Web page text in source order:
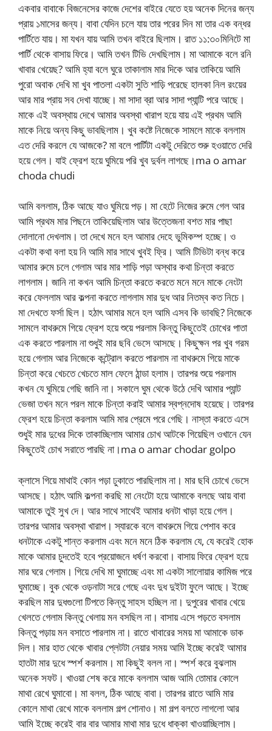
একবার বাবাকে বিজনেসের কাজে দেশের বাইরে যেতে হয় অনেক দিনের জন্য
প্রায় ১মাসের জন্য। বাবা যেদিন চলে যায় তার পরের দিন মা তার এক বন্ধর
পার্টিতে যায়। মা যখন যায় আমি তখন বাইরে ছিলাম। রাত ১১:৩০মিনিটে মা
পার্টি থেকে বাসায় ফিরে। আমি তখন টিভি দেখছিলাম। মা আমাকে বলে রনি
খাবার খেয়েছ? আমি হ্যা বলে ঘুরে তাকালাম মার দিকে আর তাকিয়ে আমি
পুরো অবাক দেখি মা খুব পাতলা একটা সুতি শাড়ি পরেছে হালকা নিল রংয়ের
আর মার প্রায় সব দেখা যাচ্ছে। মা সাদা ব্রা আর সাদা প্যান্টি পরে আছে।
মাকে এই অবস্থায় দেখে আমার অবস্থা খারাপ হয়ে যায় এই প্রথম আমি
মাকে নিয়ে অন্য কিছু ভাবছিলাম। খুব কষ্টে নিজেকে সামলে মাকে বললাম
এত দেরি করলে যে আজকে? মা বলে পার্টিটা একটু দেরিতে শুরু হওয়াতে দেরি
হয়ে গেল। যাই ফ্রেশ হয়ে ঘুমিয়ে পরি খুব দুর্বল লাগছে।ma o amar
choda chudi
আমি বললাম, ঠিক আছে যাও ঘুমিয়ে পড়। মা হেটে নিজের রুমে গেল আর
আমি প্রথম মার পিছনে তাকিয়েছিলাম আর উত্তেজনা বশত মার পাছা
দোলানো দেখলাম। তা দেখে মনে হল আমার দেহে ভুমিকম্প হচ্ছে। ও
একটা কথা বলা হয় নি আমি মার সাথে খুবই ফ্রি। আমি টিভিটা বন্ধ করে
আমার রুমে চলে গেলাম আর মার শাড়ি পড়া অস্থার কথা চিন্তা করতে
লাগলাম। জানি না কখন আমি চিন্তা করতে করতে মনে মনে মাকে নেংটা
করে ফেললাম আর কল্পনা করতে লাগলাম মার দুধ আর নিতম্ব কত নিচে।
মা দেখতে ফর্সা ছিল। হঠাৎ আমার মনে হল আমি এসব কি ভাবছি? নিজেকে
সামলে বাথরুমে গিয়ে ফ্রেশ হয়ে শুয়ে পরলাম কিন্তু কিছুতেই চোখের পাতা
এক করতে পারলাম না শুধুই মার ছবি ভেসে আসছে। কিছুক্ষন পর খুব গরম
হয়ে গেলাম আর নিজেকে কন্ট্রোল করতে পারলাম না বাথরুমে গিয়ে মাকে
চিন্তা করে খেচতে খেচতে মাল ফেলে ঠান্ডা হলাম। তারপর শুয়ে পরলাম
কখন যে ঘুমিয়ে গেছি জানি না। সকালে ঘুম থেকে উঠে দেখি আমার প্যান্ট
ভেজা তখন মনে পরল মাকে চিন্তা করাই আমার স্বপ্নদোষ হয়েছে। তারপর
ফ্রেশ হয়ে চিন্তা করলাম আমি মার প্রেমে পরে গেছি। নাস্তা করতে এসে
শুধুই মার দুধের দিকে তাকাচ্ছিলাম আমার চোখ আটকে গিয়েছিল ওখানে যেন
কিছুতেই চোখ সরাতে পারছি না।ma o amar chodar golpo
ক্লাসে গিয়ে মাথাই কোন পড়া ঢুকাতে পারছিলাম না। মার ছবি চোখে ভেসে
আসছে। হঠাৎ আমি কল্পনা করছি মা নেংটো হয়ে আমাকে বলছে আয় বাবা
আমাকে তুই সুখ দে। আর সাথে সাথেই আমার ধনটা খাড়া হয়ে গেল।
তারপর আমার অবস্থা খারাপ। স্যারকে বলে বাথরুমে গিয়ে পেশাব করে
ধনটাকে একটু শান্ত করলাম এবং মনে মনে ঠিক করলাম যে, যে করেই হোক
মাকে আমার চুদতেই হবে প্রয়োজনে ধর্ষণ করবো। বাসায় ফিরে ফ্রেশ হয়ে
মার ঘরে গেলাম। গিয়ে দেখি মা ঘুমাচ্ছে এবং মা একটা সালোয়ার কামিজ পরে
ঘুমাচ্ছে। বুক থেকে ওড়নাটা সরে গেছে এবং দুধ দুইটা ফুলে আছে। ইচ্ছে
করছিল মার দুধগুলো টিপতে কিন্তু সাহস হচ্ছিল না। দুপুরের খাবার খেয়ে
খেলতে গেলাম কিন্তু খেলায় মন বসছিল না। বাসায় এসে পড়তে বসলাম
কিন্তু পড়ায় মন বসাতে পারলাম না। রাতে খাবারের সময় মা আমাকে ডাক
দিল। মার হাত থেকে খাবার প্লেটটা নেয়ার সময় আমি ইচ্ছে করেই আমার
হাতটা মার দুধে স্পর্শ করলাম। মা কিছুই বলল না। স্পর্শ করে বুঝলাম
অনেক সফট। খাওয়া শেষ করে মাকে বললাম আজ আমি তোমার কোলে
মাথা রেখে ঘুমাবো। মা বলল, ঠিক আছে বাবা। তারপর রাতে আমি মার
কোলে মাথা রেখে মাকে বললাম গল্প শোনাও। মা গল্প বলতে লাগলো আর
আমি ইচ্ছে করেই বার বার আমার মাথা মার দুধে ধাক্কা খাওয়াচ্ছিলাম।